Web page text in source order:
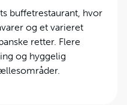
buffetrestaurant, hvor
og et varieret
retter. Flere
og hyggelig